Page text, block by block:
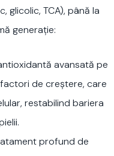
glicolic, TCA), până la
generație:
avansată pe
de creștere, care
restabilind bariera
profund de